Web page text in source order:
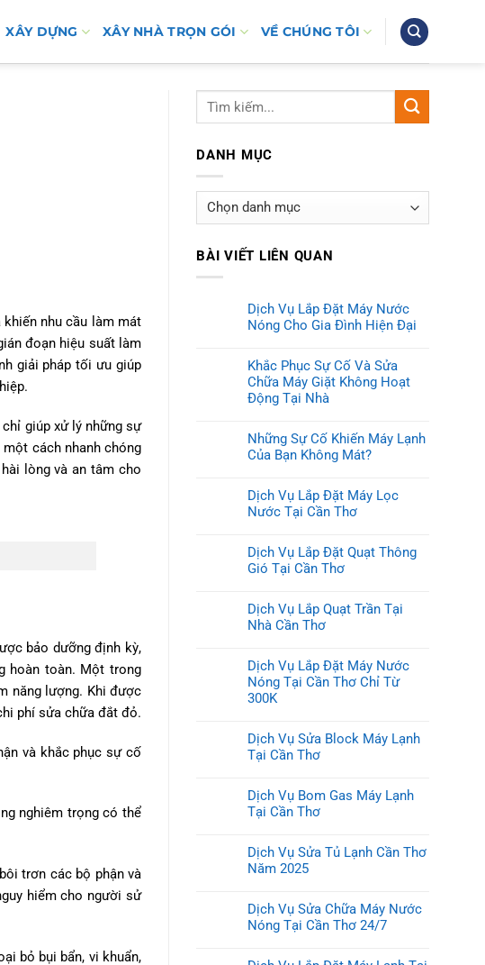
XÂY DỰNG XÂY NHÀ TRỌN GÓI VỀ CHÚNG TÔI
nhu cầu làm mát
đoạn hiệu suất làm
giải pháp tối ưu giúp
giúp xử lý những sự
cách nhanh chóng
lòng và an tâm cho
bảo dưỡng định kỳ,
hoàn toàn. Một trong
năng lượng. Khi được
phí sửa chữa đắt đỏ.
và khắc phục sự cố
nghiêm trọng có thể
trơn các bộ phận và
hiểm cho người sử
bỏ bụi bẩn, vi khuẩn,
DANH MỤC
Danh
BÀI VIẾT LIÊN QUAN
Dịch Vụ Lắp Đặt Máy Nước
Nóng Cho Gia Đình Hiện Đại
Khắc Phục Sự Cố Và Sửa
Chữa Máy Giặt Không Hoạt
Động Tại Nhà
Những Sự Cố Khiến Máy Lạnh
Của Bạn Không Mát?
Dịch Vụ Lắp Đặt Máy Lọc
Nước Tại Cần Thơ
Dịch Vụ Lắp Đặt Quạt Thông
Gió Tại Cần Thơ
Dịch Vụ Lắp Quạt Trần Tại
Nhà Cần Thơ
Dịch Vụ Lắp Đặt Máy Nước
Nóng Tại Cần Thơ Chỉ Từ
300K
Dịch Vụ Sửa Block Máy Lạnh
Tại Cần Thơ
Dịch Vụ Bom Gas Máy Lạnh
Tại Cần Thơ
Dịch Vụ Sửa Tủ Lạnh Cần Thơ
Năm 2025
Dịch Vụ Sửa Chữa Máy Nước
Nóng Tại Cần Thơ 24/7